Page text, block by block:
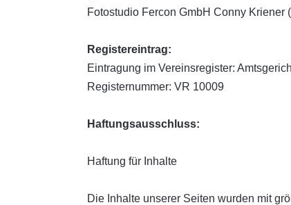
Fotostudio Fercon GmbH Conny
Registereintrag:
Eintragung im Vereinsregister:
Registernummer: VR 10009
Haftungsausschluss:
Haftung für Inhalte
Die Inhalte unserer Seiten wurden mit